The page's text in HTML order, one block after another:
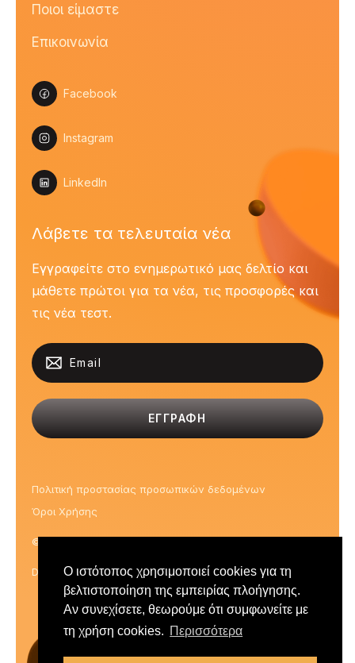
Ο ιστότοπος χρησιμοποιεί cookies για τη
βελτιστοποίηση της εμπειρίας πλοήγησης.
Αν συνεχίσετε, θεωρούμε ότι συμφωνείτε με
τη χρήση cookies. Περισσότερα
Ποιοι είμαστε
Επικοινωνία
Facebook
Instagram
LinkedIn
Λάβετε τα τελευταία νέα
Εγγραφείτε στο ενημερωτικό μας δελτίο και
μάθετε πρώτοι για τα νέα, τις προσφορές και
τις νέα τεστ.
ΕΓΓΡΑΦΗ
© Ariston Psychometrics 2026
Πολιτική προστασίας προσωπικών δεδομένων
Όροι Χρήσης
Design by Kalev - Development by YES Internet